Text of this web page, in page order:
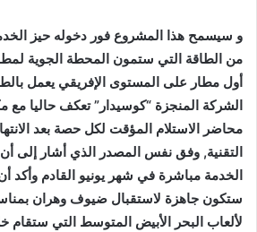
من الطاقة التي ستمون المحطة الجوية
أول مطار على المستوى الإفريقي يعمل
الشركة المنجزة “كوسيدار” تعكف حاليا مع
محاضر الاستلام المؤقت لكل حصة بعد
التقنية, وفق نفس المصدر الذي أشار إلى
الخدمة مباشرة في شهر يونيو القادم وأكد
لألعاب البحر الأبيض المتوسط التي ستقام